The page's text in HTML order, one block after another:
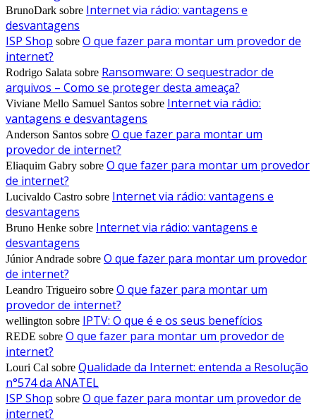
BrunoDark sobre Internet via rádio: vantagens e
desvantagens
ISP Shop sobre O que fazer para montar um provedor de
internet?
Rodrigo Salata sobre Ransomware: O sequestrador de
arquivos – Como se proteger desta ameaça?
Viviane Mello Samuel Santos sobre Internet via rádio:
vantagens e desvantagens
Anderson Santos sobre O que fazer para montar um
provedor de internet?
Eliaquim Gabry sobre O que fazer para montar um provedor
de internet?
Lucivaldo Castro sobre Internet via rádio: vantagens e
desvantagens
Bruno Henke sobre Internet via rádio: vantagens e
desvantagens
Júnior Andrade sobre O que fazer para montar um provedor
de internet?
Leandro Trigueiro sobre O que fazer para montar um
provedor de internet?
wellington sobre IPTV: O que é e os seus benefícios
REDE sobre O que fazer para montar um provedor de
internet?
Louri Cal sobre Qualidade da Internet: entenda a Resolução
n°574 da ANATEL
ISP Shop sobre O que fazer para montar um provedor de
internet?